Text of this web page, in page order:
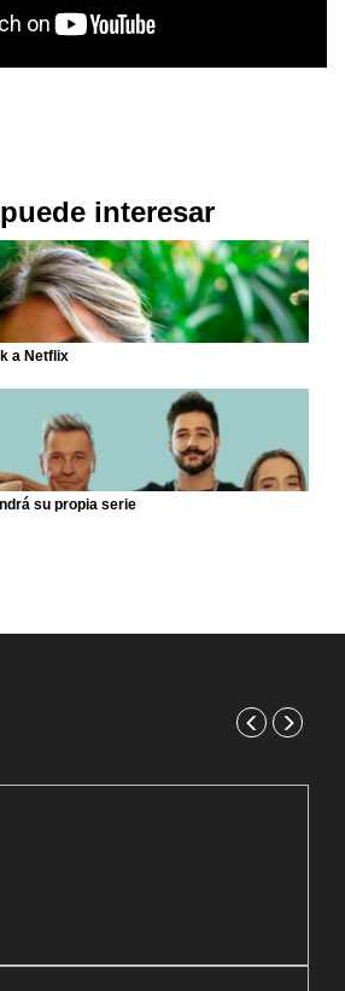
interesar
a Netflix
su propia serie